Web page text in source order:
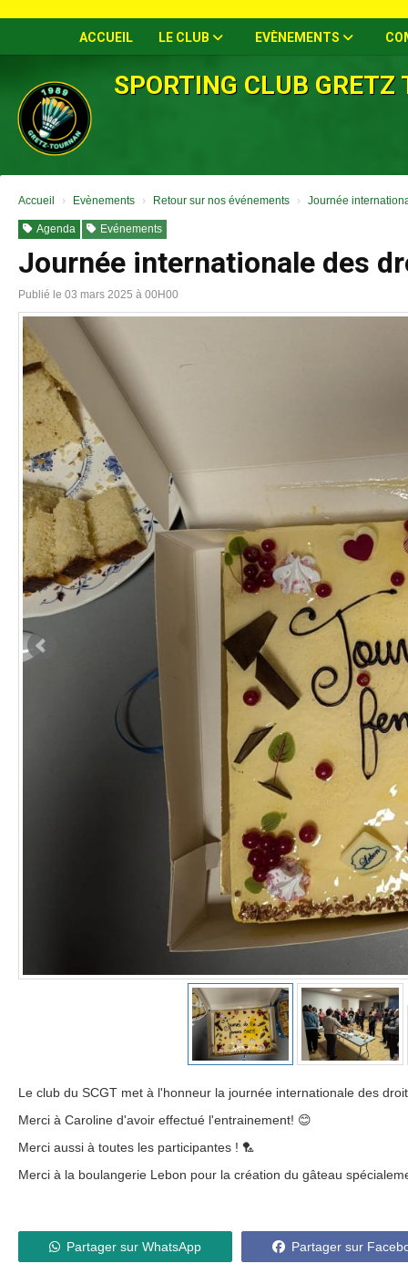
ACCUEIL LE CLUB EVÈNEMENTS
SPORTING CLUB GRETZ
Accueil Evènements Retour sur nos événements Journée
Agenda Evénements
Journée internationale des
Publié le 03 mars 2025 à 00H00
Le club du SCGT met à l'honneur la journée internationale des
Merci à Caroline d'avoir effectué l'entrainement! 😊
Merci aussi à toutes les participantes ! 🏸
Merci à la boulangerie Lebon pour la création du gâteau
Partager sur WhatsApp Partager sur